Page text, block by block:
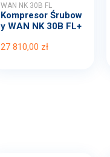
WAN NK 30B FL
Kompresor Śrubow
y WAN NK 30B FL+
27 810,00 zł